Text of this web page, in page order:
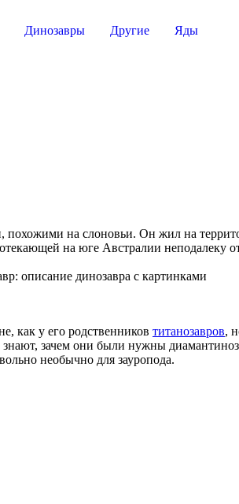
Динозавры Другие Яды
на слоновьи. Он жил на
на юге Австралии неподалеку
как у его родственников титанозавров,
зачем они были нужны
необычно для зауропода.